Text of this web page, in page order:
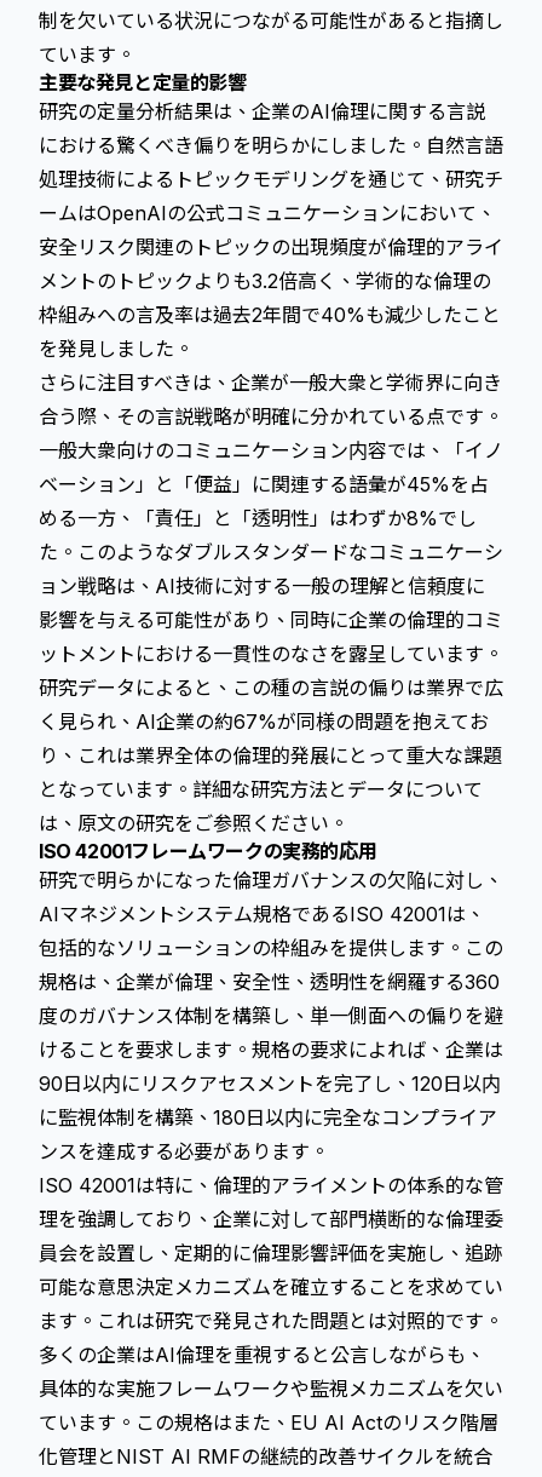
制を欠いている状況につながる可能性があると指摘し
ています。
主要な発見と定量的影響
研究の定量分析結果は、企業のAI倫理に関する言説
における驚くべき偏りを明らかにしました。自然言語
処理技術によるトピックモデリングを通じて、研究チ
ームはOpenAIの公式コミュニケーションにおいて、
安全リスク関連のトピックの出現頻度が倫理的アライ
メントのトピックよりも3.2倍高く、学術的な倫理の
枠組みへの言及率は過去2年間で40%も減少したこと
を発見しました。
さらに注目すべきは、企業が一般大衆と学術界に向き
合う際、その言説戦略が明確に分かれている点です。
一般大衆向けのコミュニケーション内容では、「イノ
ベーション」と「便益」に関連する語彙が45%を占
める一方、「責任」と「透明性」はわずか8%でし
た。このようなダブルスタンダードなコミュニケーシ
ョン戦略は、AI技術に対する一般の理解と信頼度に
影響を与える可能性があり、同時に企業の倫理的コミ
ットメントにおける一貫性のなさを露呈しています。
研究データによると、この種の言説の偏りは業界で広
く見られ、AI企業の約67%が同様の問題を抱えてお
り、これは業界全体の倫理的発展にとって重大な課題
となっています。詳細な研究方法とデータについて
は、 原文の研究をご参照ください。
ISO 42001フレームワークの実務的応用
研究で明らかになった倫理ガバナンスの欠陥に対し、
AIマネジメントシステム規格であるISO 42001は、
包括的なソリューションの枠組みを提供します。この
規格は、企業が倫理、安全性、透明性を網羅する360
度のガバナンス体制を構築し、単一側面への偏りを避
けることを要求します。規格の要求によれば、企業は
90日以内にリスクアセスメントを完了し、120日以内
に監視体制を構築、180日以内に完全なコンプライア
ンスを達成する必要があります。
ISO 42001は特に、倫理的アライメントの体系的な管
理を強調しており、企業に対して部門横断的な倫理委
員会を設置し、定期的に倫理影響評価を実施し、追跡
可能な意思決定メカニズムを確立することを求めてい
ます。これは研究で発見された問題とは対照的です。
多くの企業はAI倫理を重視すると公言しながらも、
具体的な実施フレームワークや監視メカニズムを欠い
ています。この規格はまた、EU AI Actのリスク階層
化管理とNIST AI RMFの継続的改善サイクルを統合